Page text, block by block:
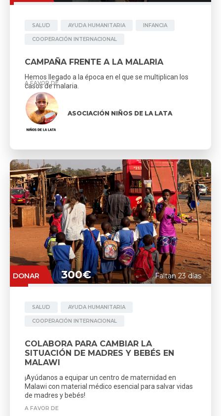
SALUD AYUDA HUMANITARIA INFANCIA
COOPERACIÓN INTERNACIONAL
CAMPAÑA FRENTE A LA MALARIA
Hemos llegado a la época en el que se multiplican los
casos de malaria.
A FAVOR DE
ASOCIACIÓN NIÑOS DE LA LATA
DONAR 300€ Faltan 23 días
SALUD AYUDA HUMANITARIA
COOPERACIÓN INTERNACIONAL
COLABORA PARA CAMBIAR LA
SITUACIÓN DE MADRES Y BEBÉS EN
MALAWI
¡Ayúdanos a equipar un centro de maternidad en
Malawi con material médico esencial para salvar vidas
de madres y bebés!
A FAVOR DE